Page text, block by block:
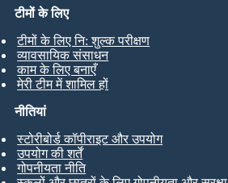
टीमों के लिए
टीमों के लिए नि: शुल्क परीक्षण
व्यावसायिक संसाधन
काम के लिए बनाएँ
मेरी टीम में शामिल हों
नीतियां
स्टोरीबोर्ड कॉपीराइट और उपयोग
उपयोग की शर्तें
गोपनीयता नीति